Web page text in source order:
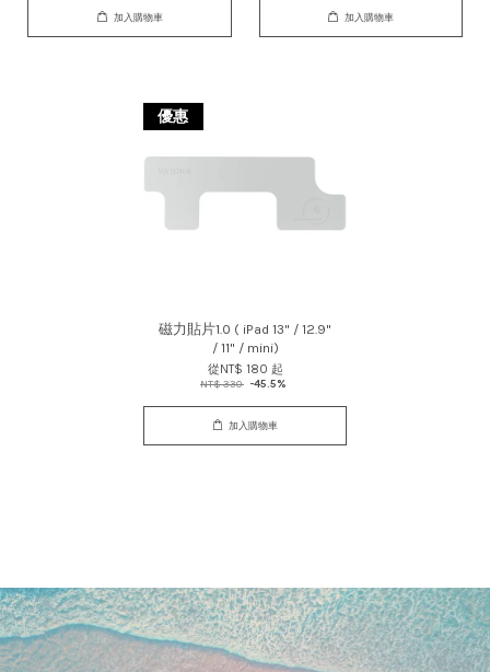
加入購物車 加入購物車
優惠
磁力貼片1.0 ( iPad 13" / 12.9"
/ 11" / mini)
從NT$ 180 起
NT$ 330 -45.5%
加入購物車